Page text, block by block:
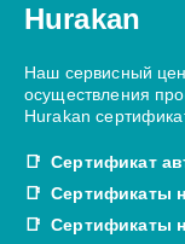
Hurakan
Наш сервисный
осуществления
Hurakan
Сертификат
Сертификаты
Сертификаты